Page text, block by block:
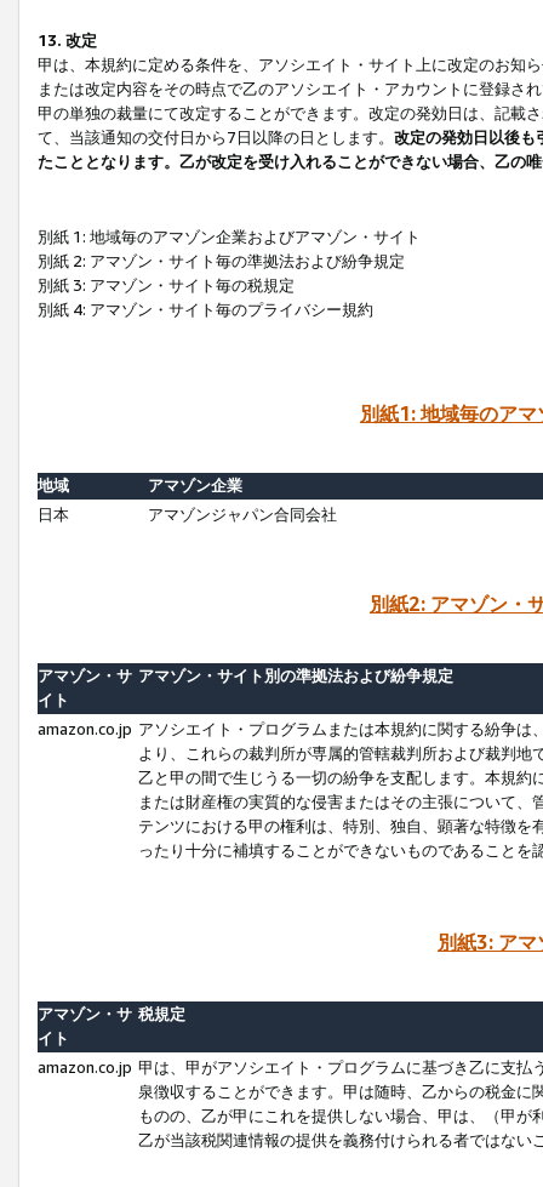
13. 改定
甲は、本規約に定める条件を、アソシエイト・サイト上に改定のお知
または改定内容をその時点で乙のアソシエイト・アカウントに登録さ
甲の単独の裁量にて改定することができます。改定の発効日は、記載
て、当該通知の交付日から7日以降の日とします。 改定の発効日以後も
たこととなります。乙が改定を受け入れることができない場合、乙の
別紙 1: 地域毎のアマゾン企業およびアマゾン・サイト
別紙 2: アマゾン・サイト毎の準拠法および紛争規定
別紙 3: アマゾン・サイト毎の税規定
別紙 4: アマゾン・サイト毎のプライバシー規約
別紙1: 地域毎のア
地域
アマゾン企業
日本
アマゾンジャパン合同会社
別紙2: アマゾン・
アマゾン・サ
イト
アマゾン・サイト別の準拠法および紛争規定
amazon.co.jp アソシエイト・プログラムまたは本規約に関する紛争
より、これらの裁判所が専属的管轄裁判所および裁判
乙と甲の間で生じうる一切の紛争を支配します。本規
または財産権の実質的な侵害またはその主張について
テンツにおける甲の権利は、特別、独自、顕著な特徴
ったり十分に補填することができないものであることを
別紙3: ア
アマゾン・サ
イト
税規定
amazon.co.jp 甲は、甲がアソシエイト・プログラムに基づき乙に支
泉徴収することができます。甲は随時、乙からの税金
ものの、乙が甲にこれを提供しない場合、甲は、（甲
乙が当該税関連情報の提供を義務付けられる者ではな